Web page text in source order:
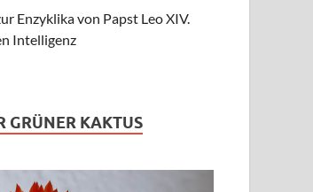
Enzyklika von Papst Leo XIV.
Intelligenz
GRÜNER KAKTUS